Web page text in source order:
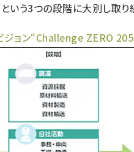
いう3つの段階に大別し取り
ョン“Challenge ZERO